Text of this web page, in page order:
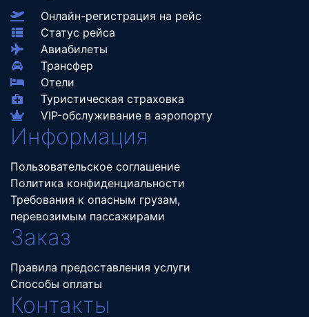
Онлайн-регистрация на рейс
Статус рейса
Авиабилеты
Трансфер
Отели
Туристическая страховка
VIP-обслуживание в аэропорту
Информация
Пользовательское соглашение
Политика конфиденциальности
Требования к опасным грузам,
перевозимым пассажирами
Заказ
Правила предоставления услуги
Способы оплаты
Контакты